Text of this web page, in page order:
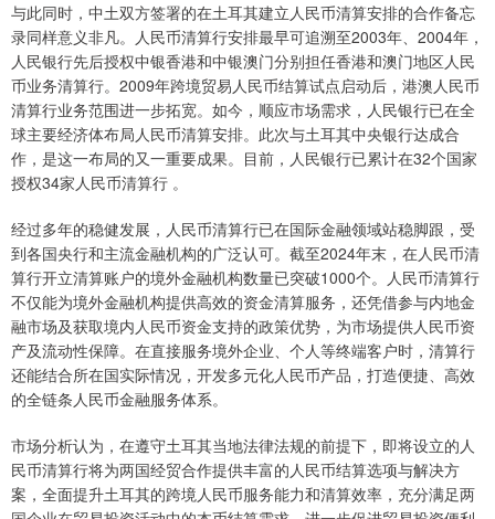
与此同时，中土双方签署的在土耳其建立人民币清算安排的合作备忘
录同样意义非凡。人民币清算行安排最早可追溯至2003年、2004年，
人民银行先后授权中银香港和中银澳门分别担任香港和澳门地区人民
币业务清算行。2009年跨境贸易人民币结算试点启动后，港澳人民币
清算行业务范围进一步拓宽。如今，顺应市场需求，人民银行已在全
球主要经济体布局人民币清算安排。此次与土耳其中央银行达成合
作，是这一布局的又一重要成果。目前，人民银行已累计在32个国家
授权34家人民币清算行 。
经过多年的稳健发展，人民币清算行已在国际金融领域站稳脚跟，受
到各国央行和主流金融机构的广泛认可。截至2024年末，在人民币清
算行开立清算账户的境外金融机构数量已突破1000个。人民币清算行
不仅能为境外金融机构提供高效的资金清算服务，还凭借参与内地金
融市场及获取境内人民币资金支持的政策优势，为市场提供人民币资
产及流动性保障。在直接服务境外企业、个人等终端客户时，清算行
还能结合所在国实际情况，开发多元化人民币产品，打造便捷、高效
的全链条人民币金融服务体系。
市场分析认为，在遵守土耳其当地法律法规的前提下，即将设立的人
民币清算行将为两国经贸合作提供丰富的人民币结算选项与解决方
案，全面提升土耳其的跨境人民币服务能力和清算效率，充分满足两